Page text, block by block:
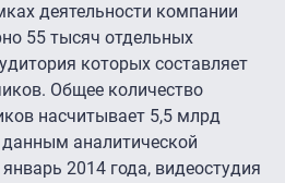
деятельности компании
55 тысяч отдельных
которых составляет
Общее количество
насчитывает 5,5 млрд
аналитической
2014 года, видеостудия